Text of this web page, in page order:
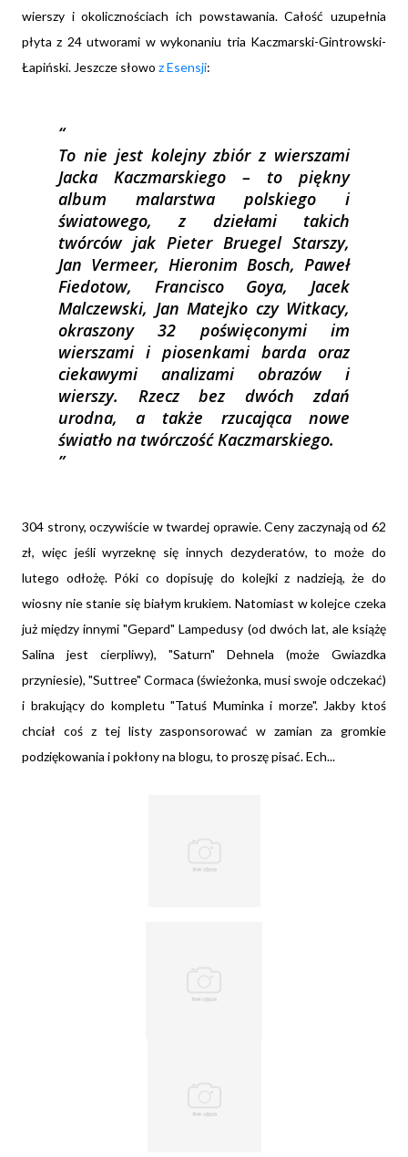
wierszy i okolicznościach ich powstawania. Całość uzupełnia
płyta z 24 utworami w wykonaniu tria Kaczmarski-Gintrowski-
Łapiński. Jeszcze słowo z Esensji:
To nie jest kolejny zbiór z wierszami
Jacka Kaczmarskiego – to piękny
album malarstwa polskiego i
światowego, z dziełami takich
twórców jak Pieter Bruegel Starszy,
Jan Vermeer, Hieronim Bosch, Paweł
Fiedotow, Francisco Goya, Jacek
Malczewski, Jan Matejko czy Witkacy,
okraszony 32 poświęconymi im
wierszami i piosenkami barda oraz
ciekawymi analizami obrazów i
wierszy. Rzecz bez dwóch zdań
urodna, a także rzucająca nowe
światło na twórczość Kaczmarskiego.
304 strony, oczywiście w twardej oprawie. Ceny zaczynają od 62
zł, więc jeśli wyrzeknę się innych dezyderatów, to może do
lutego odłożę. Póki co dopisuję do kolejki z nadzieją, że do
wiosny nie stanie się białym krukiem. Natomiast w kolejce czeka
już między innymi "Gepard" Lampedusy (od dwóch lat, ale książę
Salina jest cierpliwy), "Saturn" Dehnela (może Gwiazdka
przyniesie), "Suttree" Cormaca (świeżonka, musi swoje odczekać)
i brakujący do kompletu "Tatuś Muminka i morze". Jakby ktoś
chciał coś z tej listy zasponsorować w zamian za gromkie
podziękowania i pokłony na blogu, to proszę pisać. Ech...